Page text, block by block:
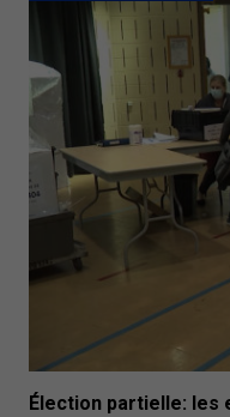
Élection partielle: les